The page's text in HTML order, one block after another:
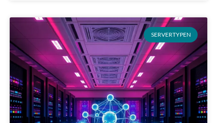
SERVERTYPEN